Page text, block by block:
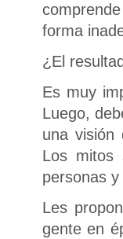
forma
¿El
Es muy
Luego,
una visión
Los mitos
personas
Les
gente en